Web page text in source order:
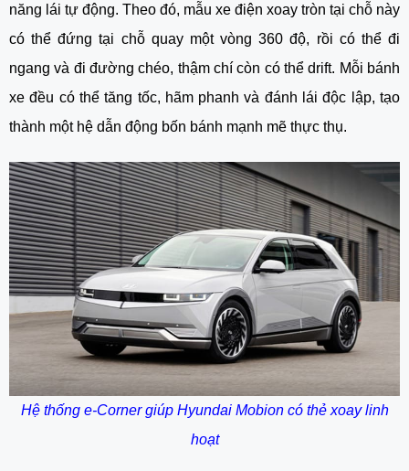
năng lái tự động. Theo đó, mẫu xe điện xoay tròn tại chỗ này
có thể đứng tại chỗ quay một vòng 360 độ, rồi có thể đi
ngang và đi đường chéo, thậm chí còn có thể drift. Mỗi bánh
xe đều có thể tăng tốc, hãm phanh và đánh lái độc lập, tạo
thành một hệ dẫn động bốn bánh mạnh mẽ thực thụ.
Hệ thống e-Corner giúp Hyundai Mobion có thẻ xoay linh
hoạt